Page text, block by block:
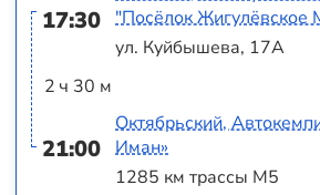
17:30
2 ч 30 м
21:00
"Посёлок Жигулёвское
ул. Куйбышева, 17А
Октябрьский,
Иман»
1285 км трассы М5